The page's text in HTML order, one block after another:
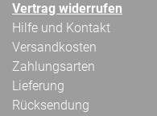
Vertrag widerrufen
Hilfe und Kontakt
Versandkosten
Zahlungsarten
Lieferung
Rücksendung